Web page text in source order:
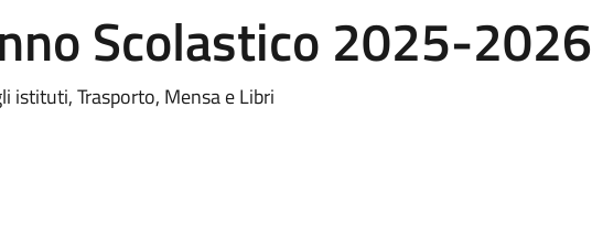
Scolastico 2025-2026
istituti, Trasporto, Mensa e Libri